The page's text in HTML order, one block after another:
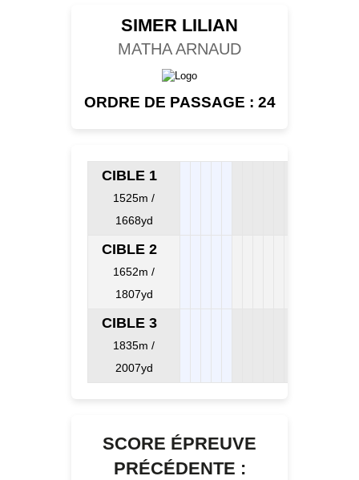
TEAM CANJUERS
SIMER LILIAN
MATHA ARNAUD
ORDRE DE PASSAGE : 24
CIBLE 1
1525m /
1668yd
CIBLE 2
1652m /
1807yd
CIBLE 3
1835m /
2007yd
SCORE ÉPREUVE
PRÉCÉDENTE :